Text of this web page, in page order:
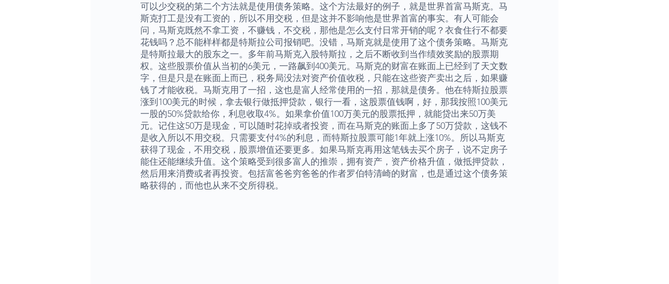
可以少交税的第二个方法就是使用债务策略。这个方法最好的例子，就是世界首富马斯克。马
斯克打工是没有工资的，所以不用交税，但是这并不影响他是世界首富的事实。有人可能会
问，马斯克既然不拿工资，不赚钱，不交税，那他是怎么支付日常开销的呢？衣食住行不都要
花钱吗？总不能样样都是特斯拉公司报销吧。没错，马斯克就是使用了这个债务策略。马斯克
是特斯拉最大的股东之一。多年前马斯克入股特斯拉，之后不断收到当作绩效奖励的股票期
权。这些股票价值从当初的6美元，一路飙到400美元。马斯克的财富在账面上已经到了天文数
字，但是只是在账面上而已，税务局没法对资产价值收税，只能在这些资产卖出之后，如果赚
钱了才能收税。马斯克用了一招，这也是富人经常使用的一招，那就是债务。他在特斯拉股票
涨到100美元的时候，拿去银行做抵押贷款，银行一看，这股票值钱啊，好，那我按照100美元
一股的50%贷款给你，利息收取4%。如果拿价值100万美元的股票抵押，就能贷出来50万美
元。记住这50万是现金，可以随时花掉或者投资，而在马斯克的账面上多了50万贷款，这钱不
是收入所以不用交税。只需要支付4%的利息，而特斯拉股票可能1年就上涨10%。所以马斯克
获得了现金，不用交税，股票增值还要更多。如果马斯克再用这笔钱去买个房子，说不定房子
能住还能继续升值。这个策略受到很多富人的推崇，拥有资产，资产价格升值，做抵押贷款，
然后用来消费或者再投资。包括富爸爸穷爸爸的作者罗伯特清崎的财富，也是通过这个债务策
略获得的，而他也从来不交所得税。